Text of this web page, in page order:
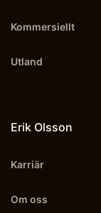
Kommersiellt
Utland
Erik Olsson
Karriär
Om oss